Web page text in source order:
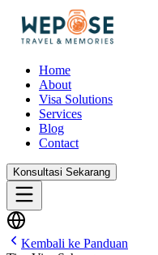
Home
About
Visa Solutions
Services
Blog
Contact
Konsultasi Sekarang
Kembali ke Panduan